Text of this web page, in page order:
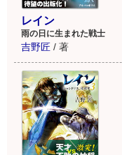
登場人物表
レイン
雨の日に生まれた戦士
吉野匠 / 著